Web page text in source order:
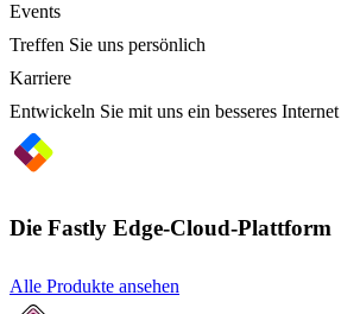
Events
Treffen Sie uns persönlich
Karriere
Entwickeln Sie mit uns ein besseres Internet
Die Fastly Edge-Cloud-Plattform
Alle Produkte ansehen